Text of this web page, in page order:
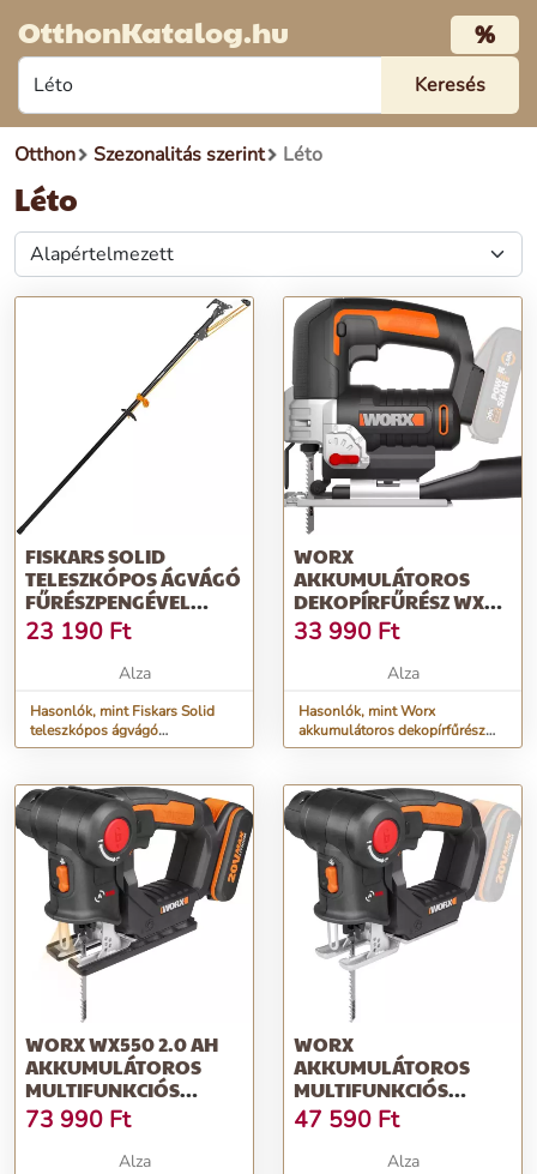
OtthonKatalog.hu %
Otthon Szezonalitás szerint Léto
Léto
FISKARS SOLID
TELESZKÓPOS ÁGVÁGÓ
FŰRÉSZPENGÉVEL
1023627
23 190 Ft
Alza
Hasonlók, mint Fiskars Solid
teleszkópos ágvágó
fűrészpengével 1023627
WORX
AKKUMULÁTOROS
DEKOPÍRFŰRÉSZ WX
543.9 (AKKUMULÁTOR
NÉLKÜL)
33 990 Ft
Alza
Hasonlók, mint Worx
akkumulátoros dekopírfűrész
WX 543.9 (akkumulátor nélkül)
WORX WX550 2.0 AH
AKKUMULÁTOROS
MULTIFUNKCIÓS
FŰRÉSZ ÁLLÍTHATÓ
FEJJEL
73 990 Ft
Alza
WORX
AKKUMULÁTOROS
MULTIFUNKCIÓS
FŰRÉSZ ÁLLÍTHATÓ
FEJJEL WX550.9
(AKKUMULÁTOR
47 590 Ft
Alza